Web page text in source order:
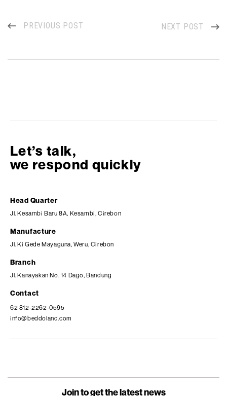
PREVIOUS POST NEXT POST
Let’s talk,
we respond quickly
Head Quarter
Jl. Kesambi Baru 8A, Kesambi, Cirebon
Manufacture
Jl. Ki Gede Mayaguna, Weru, Cirebon
Branch
Jl. Kanayakan No. 14 Dago, Bandung
Contact
62 812-2262-0595
info@beddoland.com
Join to get the latest news